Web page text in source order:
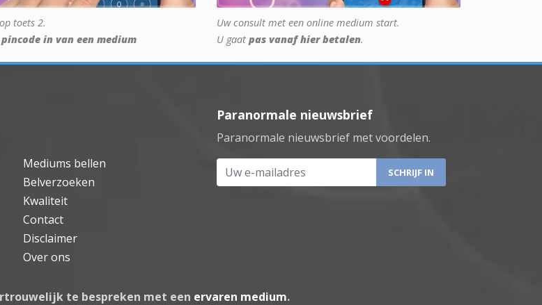
toets 2.
pincode in van een medium
Uw consult met een online medium start.
U gaat pas vanaf hier betalen.
Mediums bellen
Belverzoeken
Kwaliteit
Contact
Disclaimer
Over ons
Paranormale nieuwsbrief
Paranormale nieuwsbrief met voordelen.
Uw e-mailadres
te bespreken met een ervaren medium.